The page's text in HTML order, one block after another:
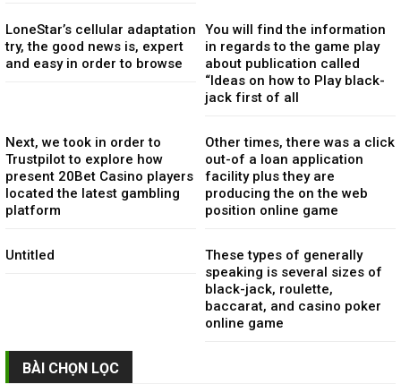
LoneStar’s cellular adaptation
try, the good news is, expert
and easy in order to browse
You will find the information
in regards to the game play
about publication called
“Ideas on how to Play black-
jack first of all
Next, we took in order to
Trustpilot to explore how
present 20Bet Casino players
located the latest gambling
platform
Other times, there was a click
out-of a loan application
facility plus they are
producing the on the web
position online game
Untitled
These types of generally
speaking is several sizes of
black-jack, roulette,
baccarat, and casino poker
online game
BÀI CHỌN LỌC